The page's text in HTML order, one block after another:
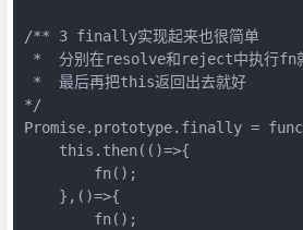
/** 3 finally实现起来也很简单
*  分别在resolve和reject中执行fn
*  最后再把this返回出去就好
*/
Promise.prototype.finally =
    this.then(()=>{
        fn();
    },()=>{
        fn();